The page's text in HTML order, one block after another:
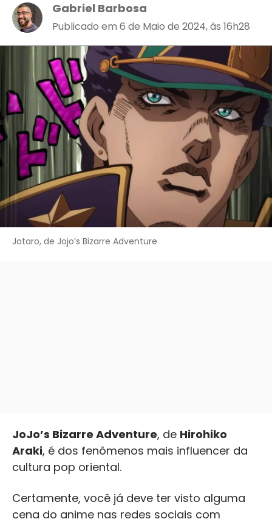
Gabriel Barbosa
Publicado em 6 de Maio de 2024, às 16h28
Jotaro, de Jojo’s Bizarre Adventure
JoJo’s Bizarre Adventure, de Hirohiko
Araki, é dos fenômenos mais influencer da
cultura pop oriental.
Certamente, você já deve ter visto alguma
cena do anime nas redes sociais com